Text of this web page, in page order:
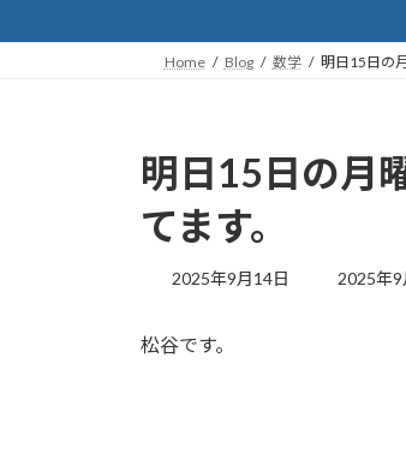
プ
動
Home Blog 数学 明日15日の
明日15日の月
てます。
2025年9月14日
最
2025年9
松谷です。